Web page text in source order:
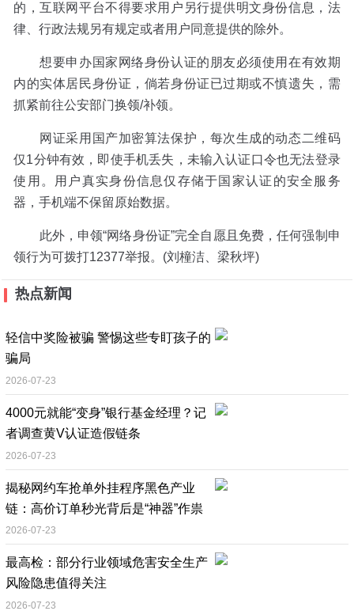
的，互联网平台不得要求用户另行提供明文身份信息，法
律、行政法规另有规定或者用户同意提供的除外。
想要申办国家网络身份认证的朋友必须使用在有效期
内的实体居民身份证，倘若身份证已过期或不慎遗失，需
抓紧前往公安部门换领/补领。
网证采用国产加密算法保护，每次生成的动态二维码
仅1分钟有效，即使手机丢失，未输入认证口令也无法登录
使用。用户真实身份信息仅存储于国家认证的安全服务
器，手机端不保留原始数据。
此外，申领“网络身份证”完全自愿且免费，任何强制申
领行为可拨打12377举报。(刘橦洁、梁秋坪)
热点新闻
轻信中奖险被骗 警惕这些专盯孩子的
骗局
2026-07-23
4000元就能“变身”银行基金经理？记
者调查黄V认证造假链条
2026-07-23
揭秘网约车抢单外挂程序黑色产业
链：高价订单秒光背后是“神器”作祟
2026-07-23
最高检：部分行业领域危害安全生产
风险隐患值得关注
2026-07-23